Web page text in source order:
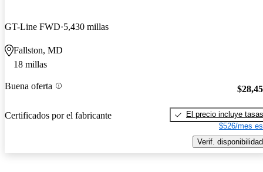
GT-Line FWD 5,430 millas
Fallston, MD
18 millas
Buena oferta
Certificados por el fabricante
El precio incluye tasas
$526/mes
Verif. disponibilidad